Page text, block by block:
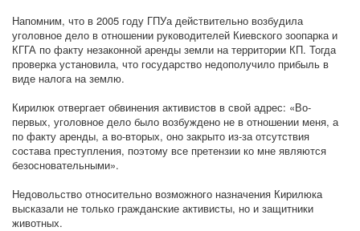
Напомним, что в 2005 году ГПУа действительно возбудила
уголовное дело в отношении руководителей Киевского зоопарка и
КГГА по факту незаконной аренды земли на территории КП. Тогда
проверка установила, что государство недополучило прибыль в
виде налога на землю.
Кирилюк отвергает обвинения активистов в свой адрес: «Во-
первых, уголовное дело было возбуждено не в отношении меня, а
по факту аренды, а во-вторых, оно закрыто из-за отсутствия
состава преступления, поэтому все претензии ко мне являются
безосновательными».
Недовольство относительно возможного назначения Кирилюка
высказали не только гражданские активисты, но и защитники
животных.